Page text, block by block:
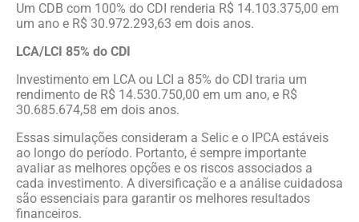
Um CDB com 100% do CDI renderia R$ 14.103.375,00 em
um ano e R$ 30.972.293,63 em dois anos.
LCA/LCI 85% do CDI
Investimento em LCA ou LCI a 85% do CDI traria um
rendimento de R$ 14.530.750,00 em um ano, e R$
30.685.674,58 em dois anos.
Essas simulações consideram a Selic e o IPCA estáveis
ao longo do período. Portanto, é sempre importante
avaliar as melhores opções e os riscos associados a
cada investimento. A diversificação e a análise cuidadosa
são essenciais para garantir os melhores resultados
financeiros.